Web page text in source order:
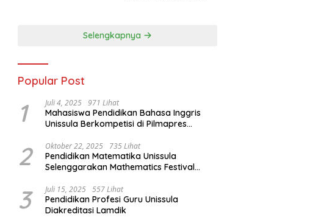
Selengkapnya
Popular Post
1 Juli 4, 2025 971 Lihat
Mahasiswa Pendidikan Bahasa Inggris
Unissula Berkompetisi di Pilmapres
2 Oktober 22, 2025 735 Lihat
Pendidikan Matematika Unissula
Selenggarakan Mathematics Festival
3 Juli 15, 2025 557 Lihat
Pendidikan Profesi Guru Unissula
Diakreditasi Lamdik